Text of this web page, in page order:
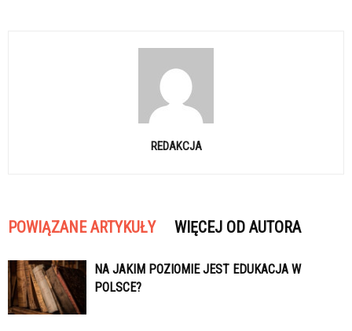
REDAKCJA
POWIĄZANE ARTYKUŁY WIĘCEJ OD AUTORA
NA JAKIM POZIOMIE JEST EDUKACJA W
POLSCE?